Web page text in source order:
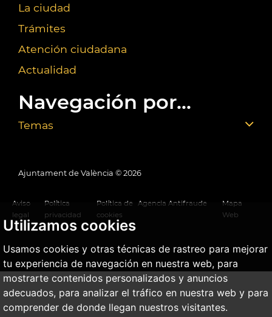
Utilizamos cookies
Usamos cookies y otras técnicas de rastreo para mejorar
tu experiencia de navegación en nuestra web, para
mostrarte contenidos personalizados y anuncios
adecuados, para analizar el tráfico en nuestra web y para
comprender de donde llegan nuestros visitantes.
La ciudad
Trámites
Atención ciudadana
Actualidad
Navegación por...
Temas
Ajuntament de València © 2026
Aviso
legal
Política
privacidad
Política de
cookies
Agencia Antifraude
Mapa
Web